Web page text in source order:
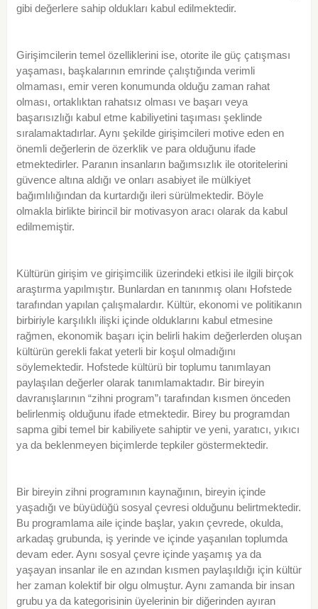
gibi değerlere sahip oldukları kabul edilmektedir.
Girişimcilerin temel özelliklerini ise, otorite ile güç çatışması
yaşaması, başkalarının emrinde çalıştığında verimli
olmaması, emir veren konumunda olduğu zaman rahat
olması, ortaklıktan rahatsız olması ve başarı veya
başarısızlığı kabul etme kabiliyetini taşıması şeklinde
sıralamaktadırlar. Aynı şekilde girişimcileri motive eden en
önemli değerlerin de özerklik ve para olduğunu ifade
etmektedirler. Paranın insanların bağımsızlık ile otoritelerini
güvence altına aldığı ve onları asabiyet ile mülkiyet
bağımlılığından da kurtardığı ileri sürülmektedir. Böyle
olmakla birlikte birincil bir motivasyon aracı olarak da kabul
edilmemiştir.
Kültürün girişim ve girişimcilik üzerindeki etkisi ile ilgili birçok
araştırma yapılmıştır. Bunlardan en tanınmış olanı Hofstede
tarafından yapılan çalışmalardır. Kültür, ekonomi ve politikanın
birbiriyle karşılıklı ilişki içinde olduklarını kabul etmesine
rağmen, ekonomik başarı için belirli hakim değerlerden oluşan
kültürün gerekli fakat yeterli bir koşul olmadığını
söylemektedir. Hofstede kültürü bir toplumu tanımlayan
paylaşılan değerler olarak tanımlamaktadır. Bir bireyin
davranışlarının “zihni program”ı tarafından kısmen önceden
belirlenmiş olduğunu ifade etmektedir. Birey bu programdan
sapma gibi temel bir kabiliyete sahiptir ve yeni, yaratıcı, yıkıcı
ya da beklenmeyen biçimlerde tepkiler göstermektedir.
Bir bireyin zihni programının kaynağının, bireyin içinde
yaşadığı ve büyüdüğü sosyal çevresi olduğunu belirtmektedir.
Bu programlama aile içinde başlar, yakın çevrede, okulda,
arkadaş grubunda, iş yerinde ve içinde yaşanılan toplumda
devam eder. Aynı sosyal çevre içinde yaşamış ya da
yaşayan insanlar ile en azından kısmen paylaşıldığı için kültür
her zaman kolektif bir olgu olmuştur. Aynı zamanda bir insan
grubu ya da kategorisinin üyelerinin bir diğerinden ayıran